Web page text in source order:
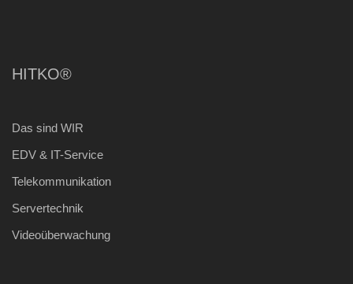
HITKO®
Das sind WIR
EDV & IT-Service
Telekommunikation
Servertechnik
Videoüberwachung